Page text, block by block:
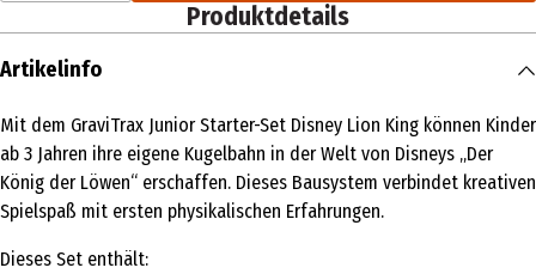
Produktdetails
Artikelinfo
Mit dem GraviTrax Junior Starter-Set Disney Lion King können Kinder
ab 3 Jahren ihre eigene Kugelbahn in der Welt von Disneys „Der
König der Löwen“ erschaffen. Dieses Bausystem verbindet kreativen
Spielspaß mit ersten physikalischen Erfahrungen.
Dieses Set enthält: